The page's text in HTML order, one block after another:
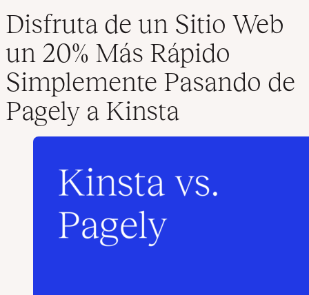
Disfruta de un Sitio Web
un 20% Más Rápido
Simplemente Pasando de
Pagely a Kinsta